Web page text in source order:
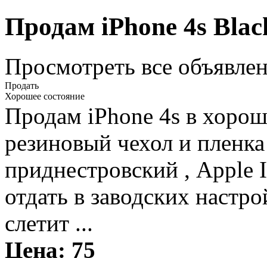
Продам iPhone 4s
Просмотреть все
Продать
Хорошее состояние
Продам iPhone 4s в
резиновый чехол и
приднестровский ,
отдать в заводских
слетит ...
Цена: 75